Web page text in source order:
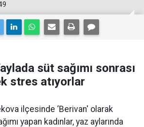
süt sağımı sonrası
stres atıyorlar
ilçesinde ‘Berivan' olarak
yapan kadınlar, yaz aylarında